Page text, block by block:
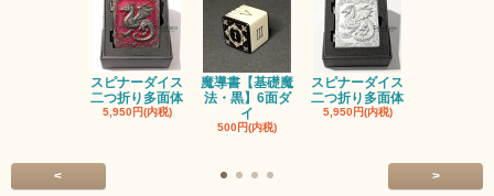
スピナーダイス
二つ折り多面体
5,950円(内税)
魔導書【基礎魔
法・黒】6面ダ
イ
500円(内税)
スピナーダイス
二つ折り多面体
5,950円(内税)
< >